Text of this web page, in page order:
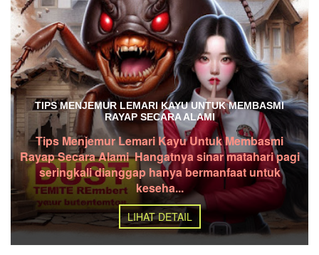
TIPS MENJEMUR LEMARI KAYU UNTUK MEMBASMI
RAYAP SECARA ALAMI
Tips Menjemur Lemari Kayu Untuk Membasmi
Rayap Secara Alami Hangatnya sinar matahari pagi
seringkali dianggap hanya bermanfaat untuk
keseha...
LIHAT DETAIL